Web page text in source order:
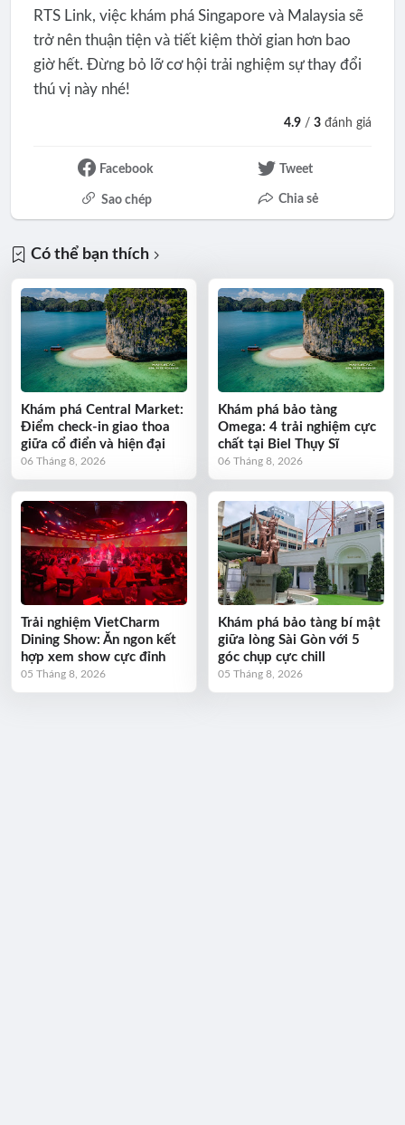
RTS Link, việc khám phá Singapore và Malaysia sẽ
trở nên thuận tiện và tiết kiệm thời gian hơn bao
giờ hết. Đừng bỏ lỡ cơ hội trải nghiệm sự thay đổi
thú vị này nhé!
4.9 /3 đánh giá
Facebook Tweet
Sao chép Chia sẻ
Có thể bạn thích
Khám phá Central Market:
Điểm check-in giao thoa
giữa cổ điển và hiện đại
06 Tháng 8, 2026
Khám phá bảo tàng
Omega: 4 trải nghiệm cực
chất tại Biel Thụy Sĩ
06 Tháng 8, 2026
Trải nghiệm VietCharm
Dining Show: Ăn ngon kết
hợp xem show cực đỉnh
05 Tháng 8, 2026
Khám phá bảo tàng bí mật
giữa lòng Sài Gòn với 5
góc chụp cực chill
05 Tháng 8, 2026